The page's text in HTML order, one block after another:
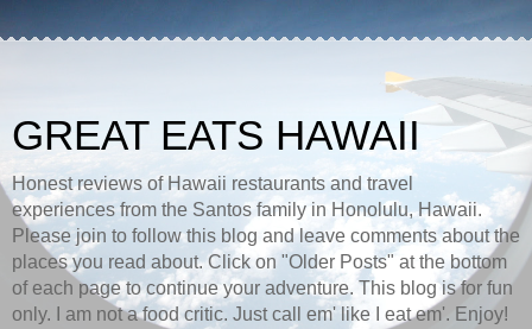
GREAT EATS HAWAII
Honest reviews of Hawaii restaurants and travel
experiences from the Santos family in Honolulu, Hawaii.
Please join to follow this blog and leave comments about the
places you read about. Click on "Older Posts" at the bottom
of each page to continue your adventure. This blog is for fun
only. I am not a food critic. Just call em' like I eat em'. Enjoy!